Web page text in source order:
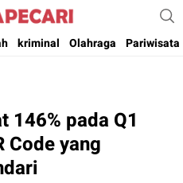
Pecari
( Berita Aktual & Terpercaya )
kriminal Olahraga Pariwisata
146% pada Q1
Code yang